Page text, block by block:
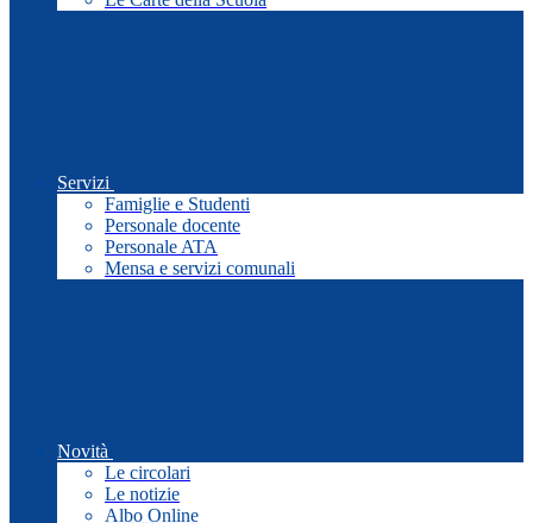
Servizi
Famiglie e Studenti
Personale docente
Personale ATA
Mensa e servizi comunali
Novità
Le circolari
Le notizie
Albo Online